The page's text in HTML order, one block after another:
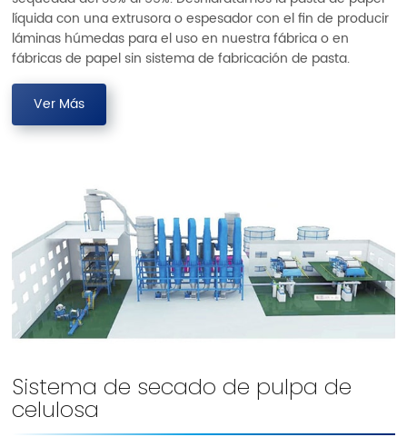
líquida con una extrusora o espesador con el fin de producir
láminas húmedas para el uso en nuestra fábrica o en
fábricas de papel sin sistema de fabricación de pasta.
Ver Más
Sistema de secado de pulpa de
celulosa